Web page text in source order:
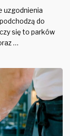
uzgodnienia
do
się to parków
…